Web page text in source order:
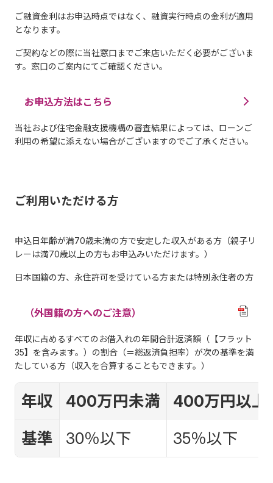
ご融資金利はお申込時点ではなく、融資実行時点の金利が適用
となります。
ご契約などの際に当社窓口までご来店いただく必要がございま
す。窓口のご案内にてご確認ください。
お申込方法はこちら
当社および住宅金融支援機構の審査結果によっては、ローンご
利用の希望に添えない場合がございますのでご了承ください。
ご利用いただける方
申込日年齢が満70歳未満の方で安定した収入がある方（親子リ
レーは満70歳以上の方もお申込みいただけます。）
日本国籍の方、永住許可を受けている方または特別永住者の方
（外国籍の方へのご注意）
年収に占めるすべてのお借入れの年間合計返済額（【フラット
35】を含みます。）の割合（＝総返済負担率）が次の基準を満
たしている方（収入を合算することもできます。）
年収 400万円未満
400万円以上
基準
30％以下 35％以下